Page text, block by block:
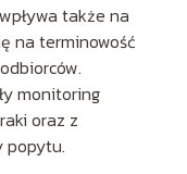
także na
na terminowość
monitoring
oraz z
popytu.